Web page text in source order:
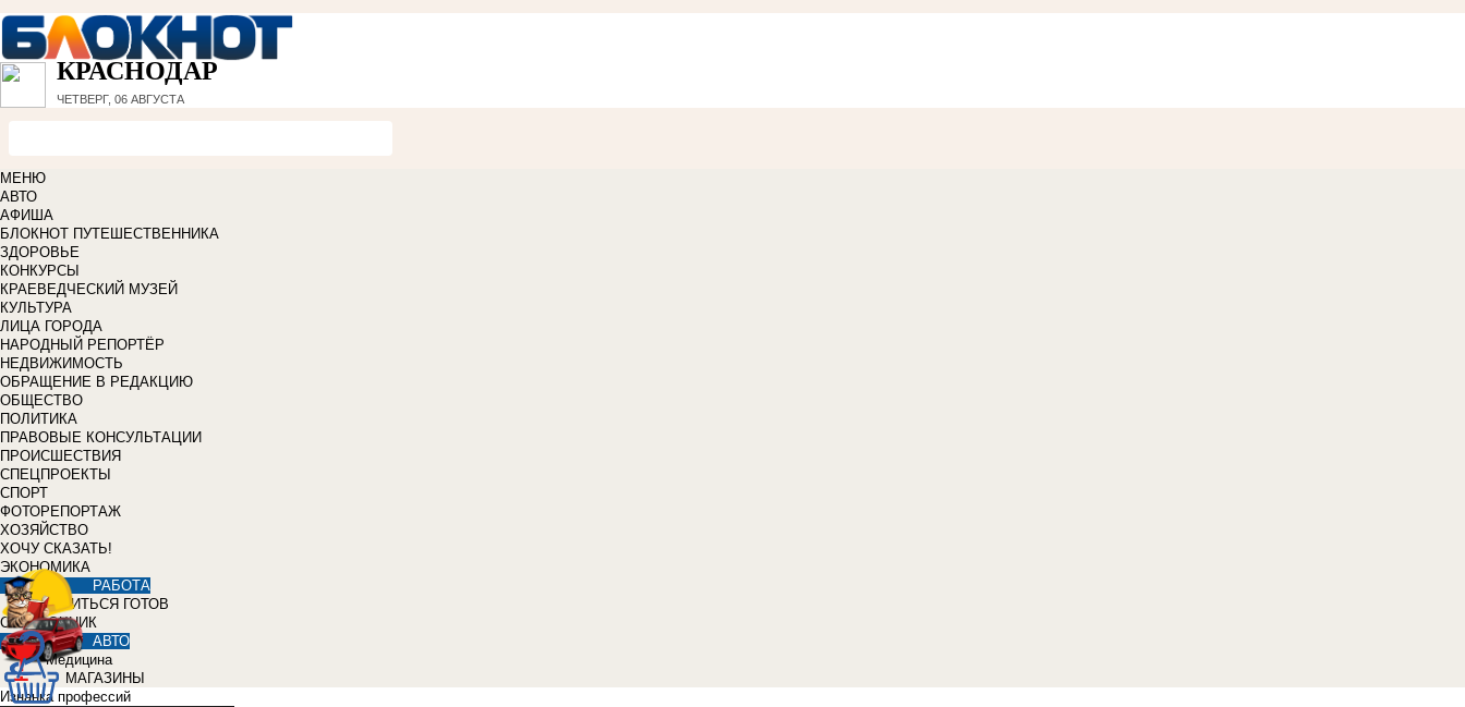
КРАСНОДАР
ЧЕТВЕРГ, 06 АВГУСТА
МЕНЮ
АВТО
АФИША
БЛОКНОТ ПУТЕШЕСТВЕННИКА
ЗДОРОВЬЕ
КОНКУРСЫ
КРАЕВЕДЧЕСКИЙ МУЗЕЙ
КУЛЬТУРА
ЛИЦА ГОРОДА
НАРОДНЫЙ РЕПОРТЁР
НЕДВИЖИМОСТЬ
ОБРАЩЕНИЕ В РЕДАКЦИЮ
ОБЩЕСТВО
ПОЛИТИКА
ПРАВОВЫЕ КОНСУЛЬТАЦИИ
ПРОИСШЕСТВИЯ
СПЕЦПРОЕКТЫ
СПОРТ
ФОТОРЕПОРТАЖ
ХОЗЯЙСТВО
ХОЧУ СКАЗАТЬ!
ЭКОНОМИКА
РАБОТА
УЧИТЬСЯ ГОТОВ
СПРАВОЧНИК
АВТО
Медицина
МАГАЗИНЫ
Изнанка профессий